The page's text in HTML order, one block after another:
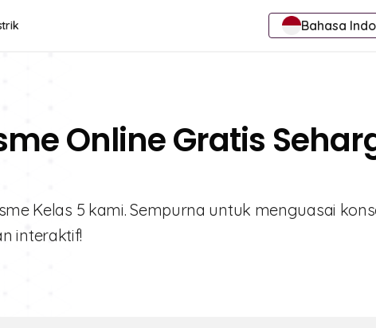
Bahasa
Online Gratis
Kelas 5 kami. Sempurna untuk menguasai
interaktif!